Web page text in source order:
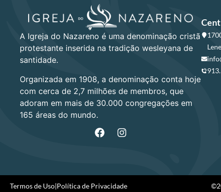
A Igreja do Nazareno é uma denominação cristã
protestante inserida na tradição wesleyana de
santidade.
Organizada em 1908, a denominação conta hoje
com cerca de 2,7 milhões de membros, que
adoram em mais de 30.000 congregações em
165 áreas do mundo.
Termos de Uso|Política de Privacidade